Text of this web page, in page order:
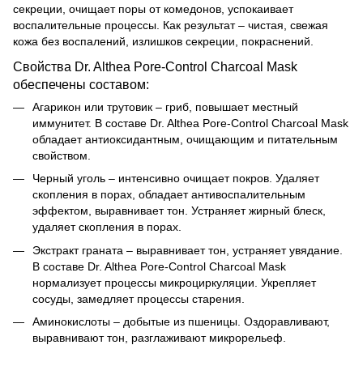
секреции, очищает поры от комедонов, успокаивает
воспалительные процессы. Как результат – чистая, свежая
кожа без воспалений, излишков секреции, покраснений.
Свойства Dr. Althea Pore-Control Charcoal Mask
обеспечены составом:
Агарикон или трутовик – гриб, повышает местный
иммунитет. В составе Dr. Althea Pore-Control Charcoal Mask
обладает антиоксидантным, очищающим и питательным
свойством.
Черный уголь – интенсивно очищает покров. Удаляет
скопления в порах, обладает антивоспалительным
эффектом, выравнивает тон. Устраняет жирный блеск,
удаляет скопления в порах.
Экстракт граната – выравнивает тон, устраняет увядание.
В составе Dr. Althea Pore-Control Charcoal Mask
нормализует процессы микроциркуляции. Укрепляет
сосуды, замедляет процессы старения.
Аминокислоты – добытые из пшеницы. Оздоравливают,
выравнивают тон, разглаживают микрорельеф.